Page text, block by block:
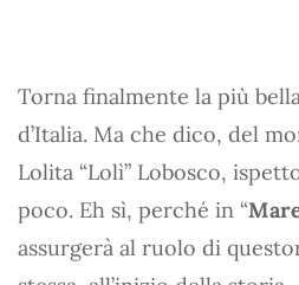
Torna finalmente la più
d’Italia. Ma che dico, del
Lolita “Lolì” Lobosco,
poco. Eh sì, perché in “
assurgerà al ruolo di